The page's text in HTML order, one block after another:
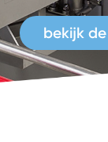
bekijk